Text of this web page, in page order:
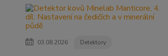
03.08.2026 Detektory